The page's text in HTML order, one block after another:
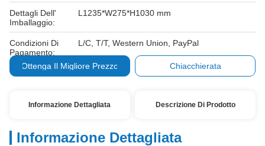
Dettagli Dell'
Imballaggio:
L1235*W275*H1030 mm
Condizioni Di
Pagamento:
L/C, T/T, Western Union, PayPal
Ottenga Il Migliore Prezzo Chiacchierata
Informazione Dettagliata Descrizione Di Prodotto
Informazione Dettagliata